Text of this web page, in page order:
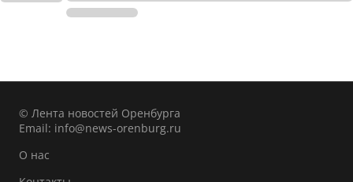
© Лента новостей Оренбурга
Email: info@news-orenburg.ru
О нас